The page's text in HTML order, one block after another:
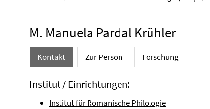
M. Manuela Pardal Krühler
Kontakt Zur Person Forschung
Institut / Einrichtungen:
Institut für Romanische Philologie